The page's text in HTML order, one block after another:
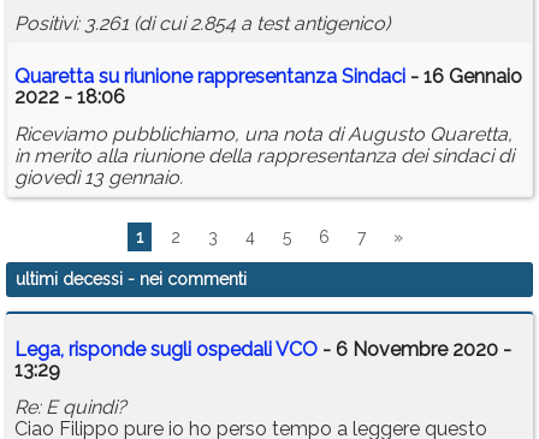
Positivi: 3.261 (di cui 2.854 a test antigenico)
Quaretta su riunione rappresentanza Sindaci - 16 Gennaio
2022 - 18:06
Riceviamo pubblichiamo, una nota di Augusto Quaretta,
in merito alla riunione della rappresentanza dei sindaci di
giovedì 13 gennaio.
1 2 3 4 5 6 7 »
ultimi decessi - nei commenti
Lega, risponde sugli ospedali VCO - 6 Novembre 2020 -
13:29
Re: E quindi?
Ciao Filippo pure io ho perso tempo a leggere questo